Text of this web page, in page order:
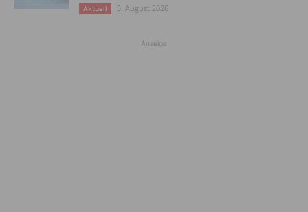
Aktuell 5. August 2026
Anzeige